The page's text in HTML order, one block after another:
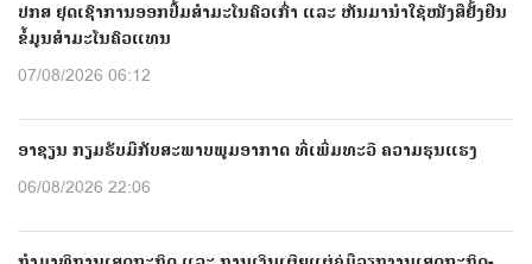
ປກສ ຢຸດເຊົາການອອກປື້ມສຳມະໂນຄົວເກົ່າ ແລະ ຫັນມານຳໃຊ້ໜັງສືຢັ້ງຢືນ
ຂໍ້ມູນສຳມະໂນຄົວແທນ
07/08/2026 06:12
ອາຊຽນ ກຽມຮັບມືກັບສະພາບພູມອາກາດ ທີ່ເພີ່ມທະວີ ຄວາມຮຸນແຮງ
06/08/2026 22:06